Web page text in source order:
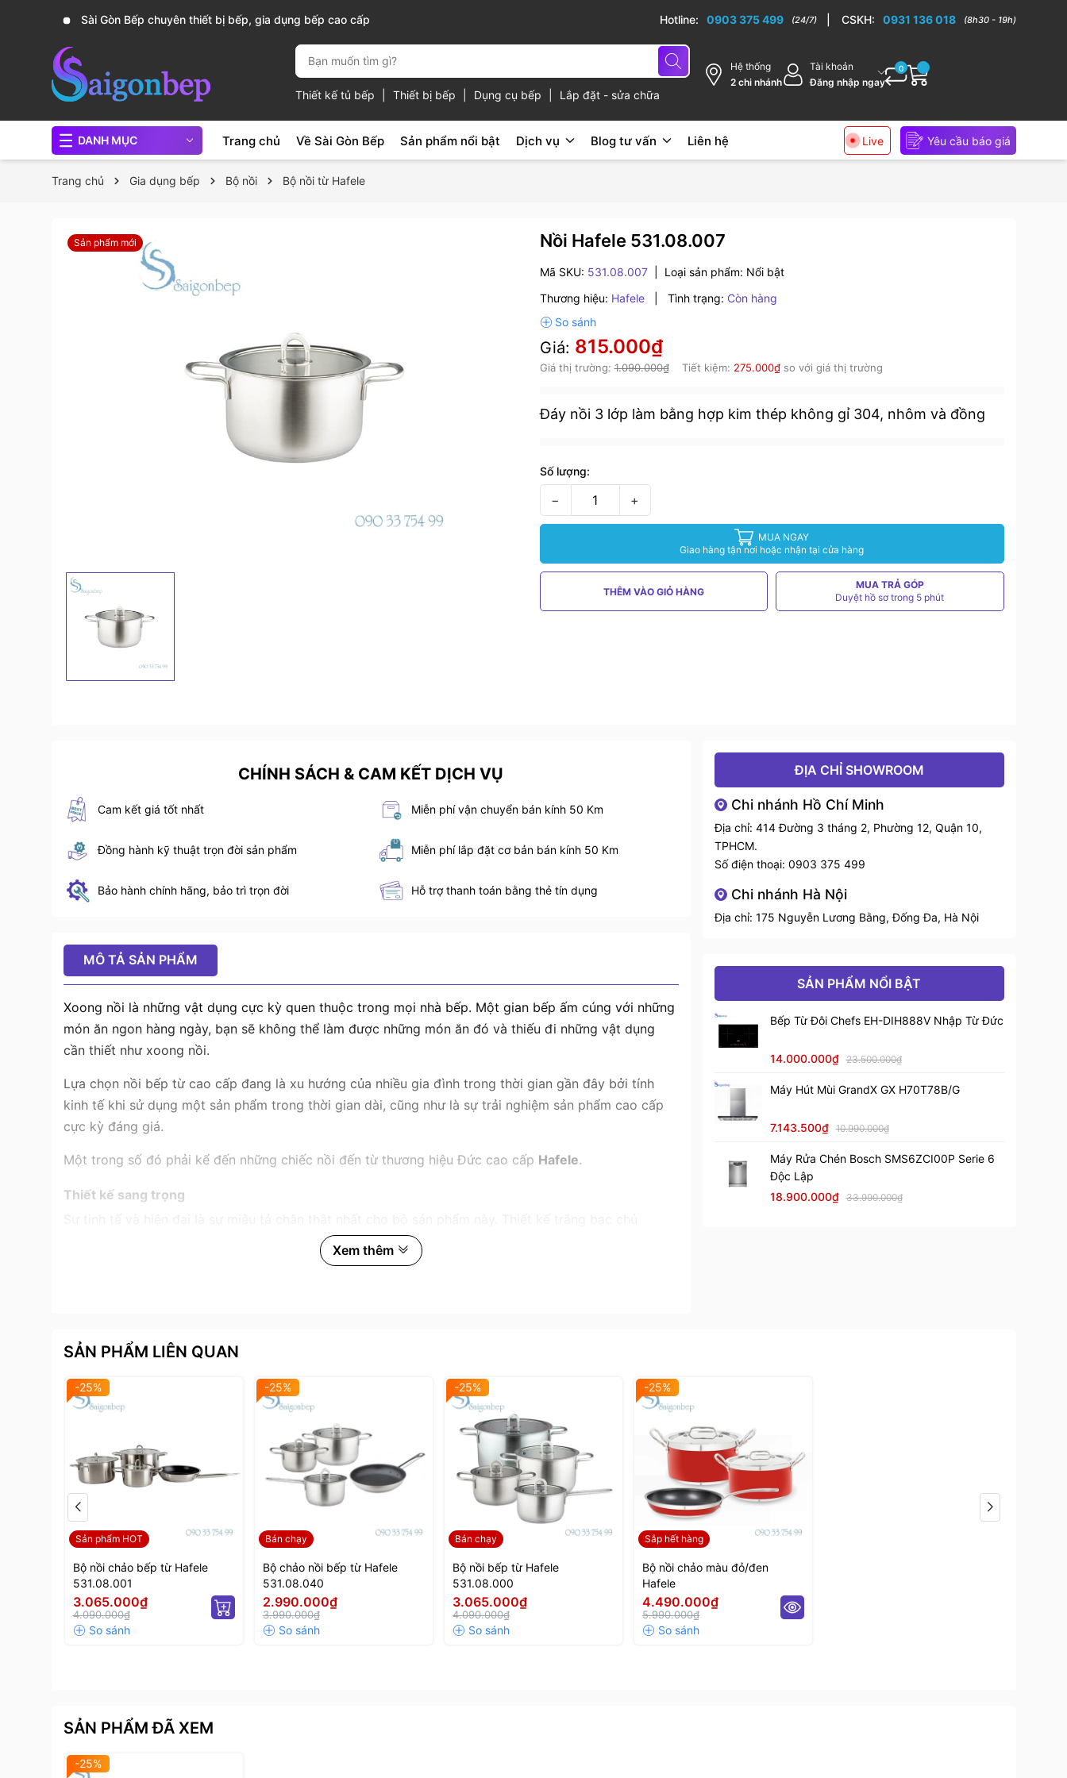
Sài Gòn Bếp chuyên thiết bị bếp, gia dụng bếp cao cấp Hotline: 0903 375 499 (24/7) CSKH: 0931 136 018 (8h30 - 19h)
Thiết kế tủ bếp Thiết bị bếp Dụng cụ bếp Lắp đặt - sửa chữa
Hệ thống
2 chi nhánh
Tài khoản
Đăng nhập ngay
0
DANH MỤC Trang chủ Về Sài Gòn Bếp Sản phẩm nổi bật Dịch vụ Blog tư vấn Liên hệ Live Yêu cầu báo giá
Trang chủ Gia dụng bếp Bộ nồi Bộ nồi từ Hafele
Sản phẩm mới Nồi Hafele 531.08.007
Mã SKU: 531.08.007| Loại sản phẩm: Nổi bật
Thương hiệu: Hafele Tình trạng: Còn hàng
Giá: 815.000₫
Giá thị trường:1.090.000₫ Tiết kiệm: 275.000₫so với giá thị trường
Đáy nồi 3 lớp làm bằng hợp kim thép không gỉ 304, nhôm và đồng
Số lượng:
− +
MUA NGAY
Giao hàng tận nơi hoặc nhận tại cửa hàng
THÊM VÀO GIỎ HÀNG
MUA TRẢ GÓP
Duyệt hồ sơ trong 5 phút
CHÍNH SÁCH & CAM KẾT DỊCH VỤ
Cam kết giá tốt nhất Miễn phí vận chuyển bán kính 50 Km
Đồng hành kỹ thuật trọn đời sản phẩm Miễn phí lắp đặt cơ bản bán kính 50 Km
Bảo hành chính hãng, bảo trì trọn đời Hỗ trợ thanh toán bằng thẻ tín dụng
MÔ TẢ SẢN PHẨM
Xoong nồi là những vật dụng cực kỳ quen thuộc trong mọi nhà bếp. Một gian bếp ấm cúng với những
món ăn ngon hàng ngày, bạn sẽ không thể làm được những món ăn đó và thiếu đi những vật dụng
cần thiết như xoong nồi.
Lựa chọn nồi bếp từ cao cấp đang là xu hướng của nhiều gia đình trong thời gian gần đây bởi tính
kinh tế khi sử dụng một sản phẩm trong thời gian dài, cũng như là sự trải nghiệm sản phẩm cao cấp
cực kỳ đáng giá.
Một trong số đó phải kể đến những chiếc nồi đến từ thương hiệu Đức cao cấp Hafele.
Thiết kế sang trọng
đạo làm nổi bật với phong cách châu Âu, bề mặt dễ vệ sinh trong quá trình sử dụng. Nắp nồi bằng
kính giúp dễ dàng quan sát thực phẩm đang nấu. Nồi có đường kính 20cm là kích thước phổ thông
Xem thêm
ĐỊA CHỈ SHOWROOM
Chi nhánh Hồ Chí Minh
Địa chỉ: 414 Đường 3 tháng 2, Phường 12, Quận 10,
TPHCM.
Số điện thoại: 0903 375 499
Chi nhánh Hà Nội
Địa chỉ: 175 Nguyễn Lương Bằng, Đống Đa, Hà Nội
SẢN PHẨM NỔI BẬT
Bếp Từ Đôi Chefs EH-DIH888V Nhập Từ Đức
14.000.000₫ 23.500.000₫
Máy Hút Mùi GrandX GX H70T78B/G
7.143.500₫ 10.990.000₫
Máy Rửa Chén Bosch SMS6ZCI00P Serie 6
Độc Lập
18.900.000₫ 33.990.000₫
SẢN PHẨM LIÊN QUAN
Sản phẩm HOT
-25%
Bộ nồi chảo bếp từ Hafele
531.08.001
3.065.000₫
4.090.000₫
Bán chạy
-25%
Bộ chảo nồi bếp từ Hafele
531.08.040
2.990.000₫
3.990.000₫
Bán chạy
-25%
Bộ nồi bếp từ Hafele
531.08.000
3.065.000₫
4.090.000₫
Sắp hết hàng
-25%
Bộ nồi chảo màu đỏ/đen
Hafele
4.490.000₫
5.990.000₫
SẢN PHẨM ĐÃ XEM
-25%